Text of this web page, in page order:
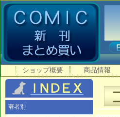
ショップ概要 商品情報
著者別